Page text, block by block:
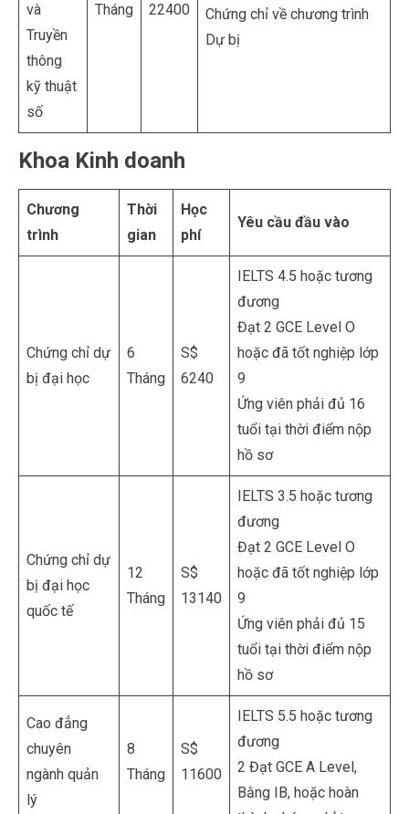
Chứng chỉ về chương trình
Dự bị
và
Truyền
thông
kỹ thuật
số
Tháng
22400
Khoa Kinh doanh
Chương
trình
Thời
gian
Học
phí
Yêu cầu đầu vào
Chứng chỉ dự
bị đại học
6
Tháng
S$
6240
IELTS 4.5 hoặc tương
đương
Đạt 2 GCE Level O
hoặc đã tốt nghiệp lớp
9
Ứng viên phải đủ 16
tuổi tại thời điểm nộp
hồ sơ
Chứng chỉ dự
bị đại học
quốc tế
12
Tháng
S$
13140
IELTS 3.5 hoặc tương
đương
Đạt 2 GCE Level O
hoặc đã tốt nghiệp lớp
9
Ứng viên phải đủ 15
tuổi tại thời điểm nộp
hồ sơ
Cao đẳng
chuyên
ngành quản
lý
8
Tháng
S$
11600
IELTS 5.5 hoặc tương
đương
2 Đạt GCE A Level,
Bằng IB, hoặc hoàn